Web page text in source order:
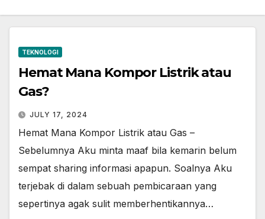
TEKNOLOGI
Hemat Mana Kompor Listrik atau
Gas?
JULY 17, 2024
Hemat Mana Kompor Listrik atau Gas –
Sebelumnya Aku minta maaf bila kemarin belum
sempat sharing informasi apapun. Soalnya Aku
terjebak di dalam sebuah pembicaraan yang
sepertinya agak sulit memberhentikannya…